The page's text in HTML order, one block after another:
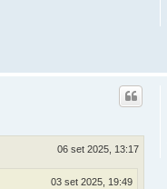
06 set 2025, 13:17
03 set 2025, 19:49